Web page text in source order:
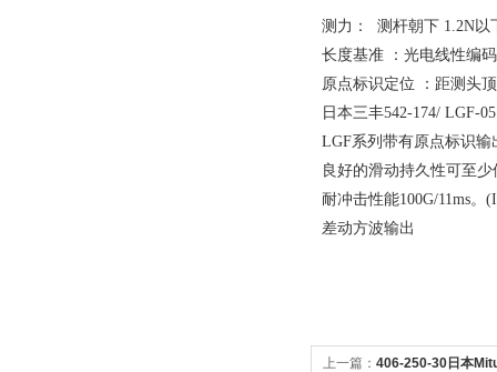
测力： 测杆朝下 1.2N
长度基准 ：光电线性编
原点标识定位 ：距测头
日本三丰542-174/ LGF-
LGF系列带有原点标识
良好的滑动持久性可至
耐冲击性能100G/11ms。
差动方波输出
上一篇： 406-250-30日本